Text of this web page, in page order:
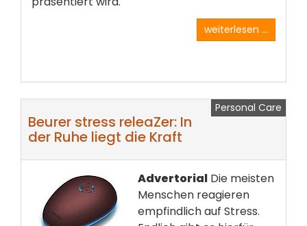
weiterlesen ...
Personal Care
Beurer stress releaZer: In
der Ruhe liegt die Kraft
Advertorial Die meisten
Menschen reagieren
empfindlich auf Stress.